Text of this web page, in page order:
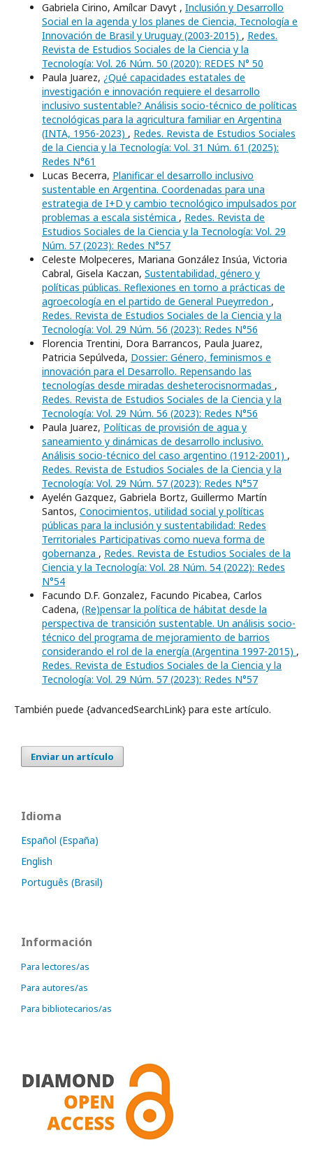
Gabriela Cirino, Amílcar Davyt , Inclusión y Desarrollo
Social en la agenda y los planes de Ciencia, Tecnología e
Innovación de Brasil y Uruguay (2003-2015) , Redes.
Revista de Estudios Sociales de la Ciencia y la
Tecnología: Vol. 26 Núm. 50 (2020): REDES N° 50
Paula Juarez, ¿Qué capacidades estatales de
investigación e innovación requiere el desarrollo
inclusivo sustentable? Análisis socio-técnico de políticas
tecnológicas para la agricultura familiar en Argentina
(INTA, 1956-2023) , Redes. Revista de Estudios Sociales
de la Ciencia y la Tecnología: Vol. 31 Núm. 61 (2025):
Redes N°61
Lucas Becerra, Planificar el desarrollo inclusivo
sustentable en Argentina. Coordenadas para una
estrategia de I+D y cambio tecnológico impulsados por
problemas a escala sistémica , Redes. Revista de
Estudios Sociales de la Ciencia y la Tecnología: Vol. 29
Núm. 57 (2023): Redes N°57
Celeste Molpeceres, Mariana González Insúa, Victoria
Cabral, Gisela Kaczan, Sustentabilidad, género y
políticas públicas. Reflexiones en torno a prácticas de
agroecología en el partido de General Pueyrredon ,
Redes. Revista de Estudios Sociales de la Ciencia y la
Tecnología: Vol. 29 Núm. 56 (2023): Redes N°56
Florencia Trentini, Dora Barrancos, Paula Juarez,
Patricia Sepúlveda, Dossier: Género, feminismos e
innovación para el Desarrollo. Repensando las
tecnologías desde miradas desheterocisnormadas ,
Redes. Revista de Estudios Sociales de la Ciencia y la
Tecnología: Vol. 29 Núm. 56 (2023): Redes N°56
Paula Juarez, Políticas de provisión de agua y
saneamiento y dinámicas de desarrollo inclusivo.
Análisis socio-técnico del caso argentino (1912-2001) ,
Redes. Revista de Estudios Sociales de la Ciencia y la
Tecnología: Vol. 29 Núm. 57 (2023): Redes N°57
Ayelén Gazquez, Gabriela Bortz, Guillermo Martín
Santos, Conocimientos, utilidad social y políticas
públicas para la inclusión y sustentabilidad: Redes
Territoriales Participativas como nueva forma de
gobernanza , Redes. Revista de Estudios Sociales de la
Ciencia y la Tecnología: Vol. 28 Núm. 54 (2022): Redes
N°54
Facundo D.F. Gonzalez, Facundo Picabea, Carlos
Cadena, (Re)pensar la política de hábitat desde la
perspectiva de transición sustentable. Un análisis socio-
técnico del programa de mejoramiento de barrios
considerando el rol de la energía (Argentina 1997-2015) ,
Redes. Revista de Estudios Sociales de la Ciencia y la
Tecnología: Vol. 29 Núm. 57 (2023): Redes N°57
También puede {advancedSearchLink} para este artículo.
Enviar un artículo
Idioma
Español (España)
English
Português (Brasil)
Información
Para lectores/as
Para autores/as
Para bibliotecarios/as